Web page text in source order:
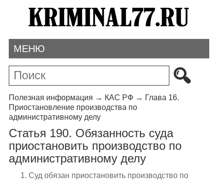
МЕНЮ
Полезная информация → КАС РФ→ Глава 16.
Приостановление производства по
административному делу
Статья 190. Обязанность суда
приостановить производство по
административному делу
1. Суд обязан приостановить производство по